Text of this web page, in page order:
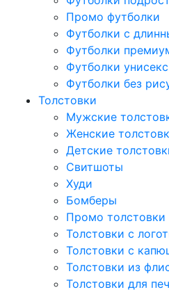
Промо футболки
Футболки с
Футболки
Футболки унисекс
Футболки без
Толстовки
Мужские
Женские
Детские
Свитшоты
Худи
Бомберы
Промо толстовки
Толстовки с
Толстовки с
Толстовки из
Толстовки для